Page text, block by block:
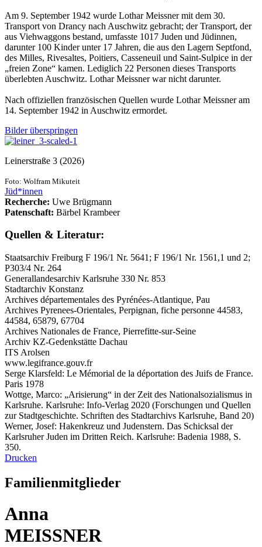
Am 9. September 1942 wurde Lothar Meissner mit dem 30.
Transport von Drancy nach Auschwitz gebracht; der Transport, der
aus Viehwaggons bestand, umfasste 1017 Juden und Jüdinnen,
darunter 100 Kinder unter 17 Jahren, die aus den Lagern Septfond,
des Milles, Rivesaltes, Poitiers, Casseneuil und Saint-Sulpice in der
„freien Zone“ kamen. Lediglich 22 Personen dieses Transports
überlebten Auschwitz. Lothar Meissner war nicht darunter.
Nach offiziellen französischen Quellen wurde Lothar Meissner am
14. September 1942 in Auschwitz ermordet.
Bilder überspringen
Leinerstraße 3 (2026)
Foto: Wolfram Mikuteit
Jüd*innen
Recherche: Uwe Brügmann
Patenschaft: Bärbel Krambeer
Quellen & Literatur:
Staatsarchiv Freiburg F 196/1 Nr. 5641; F 196/1 Nr. 1561,1 und 2;
P303/4 Nr. 264
Generallandesarchiv Karlsruhe 330 Nr. 853
Stadtarchiv Konstanz
Archives départementales des Pyrénées-Atlantique, Pau
Archives Pyrenees-Orientales, Perpignan, fiche personne 44583,
44584, 65879, 67704
Archives Nationales de France, Pierrefitte-sur-Seine
Archiv KZ-Gedenkstätte Dachau
ITS Arolsen
www.legifrance.gouv.fr
Serge Klarsfeld: Le Mémorial de la déportation des Juifs de France.
Paris 1978
Wottge, Marco: „Arisierung“ in der Zeit des Nationalsozialismus in
Karlsruhe. Karlsruhe: Info-Verlag 2020 (Forschungen und Quellen
zur Stadtgeschichte. Schriften des Stadtarchivs Karlsruhe, Band 20)
Werner, Josef: Hakenkreuz und Judenstern. Das Schicksal der
Karlsruher Juden im Dritten Reich. Karlsruhe: Badenia 1988, S.
350.
Drucken
Familienmitglieder
Anna
MEISSNER